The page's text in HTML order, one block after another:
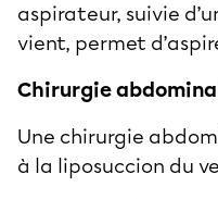
aspirateur, suivie
vient, permet d’
Chirurgie
Une chirurgie
à la liposuccion du